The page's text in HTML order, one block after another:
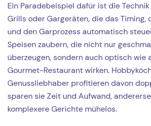
Ein Paradebeispiel dafür ist die
Grills oder Gargeräten, die das Timing,
und den Garprozess automatisch
Speisen zaubern, die nicht nur
überzeugen, sondern auch optisch wie
Gourmet-Restaurant wirken.
Genussliebhaber profitieren davon
sparen sie Zeit und Aufwand,
komplexere Gerichte mühelos.